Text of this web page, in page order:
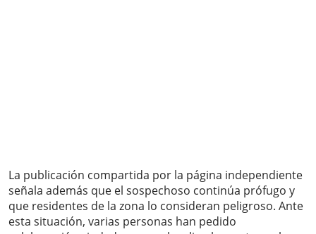
La publicación compartida por la página independiente
señala además que el sospechoso continúa prófugo y
que residentes de la zona lo consideran peligroso. Ante
esta situación, varias personas han pedido